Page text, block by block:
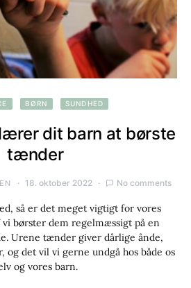
BØRN SUNDHED
dit barn at børste
tænder
18. oktober 2022 No comments
så er det meget vigtigt for vores
børster dem regelmæssigt på en
Urene tænder giver dårlige ånde,
og det vil vi gerne undgå hos både os
og vores barn.